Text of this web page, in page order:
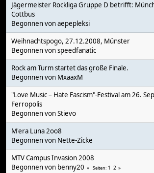
Jägermeister Rockliga Gruppe D betrifft:
Cottbus
Begonnen vonaepepleksi
Weihnachtspogo, 27.12.2008, Münster
Begonnen vonspeedfanatic
Rock am Turm startet das große Finale.
Begonnen von MxaaxM
"Love Music – Hate Fascism"-Festival am 26.
Ferropolis
Begonnen vonStievo
M'era Luna 2oo8
Begonnen von Nette-Zicke
MTV Campus Invasion 2008
Begonnen von benny20 Seiten 1 2